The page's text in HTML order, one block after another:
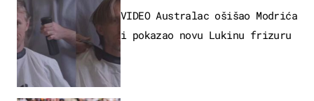
VIDEO Australac ošišao Modrića
i pokazao novu Lukinu frizuru